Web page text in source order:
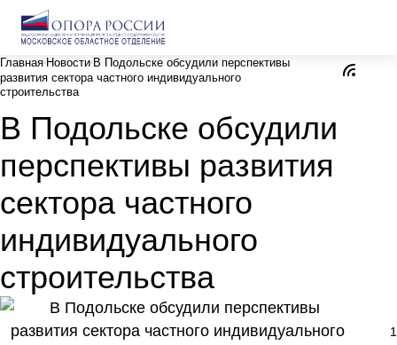
Главная Новости В Подольске обсудили перспективы
развития сектора частного индивидуального
строительства
В Подольске обсудили
перспективы развития
сектора частного
индивидуального
строительства